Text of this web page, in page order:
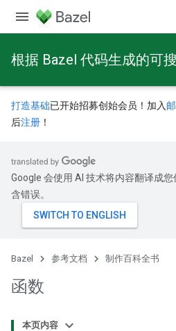
根据 Bazel 代码生成的可
打造基础已开始招募创始会员！加入
后注册 ！
Google 会使用 AI 技术将内容翻译成
含错误。
Bazel 参考文档 制作百科全书
函数
本页内容